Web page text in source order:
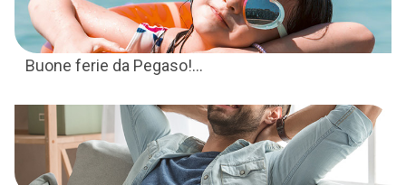
Buone ferie da Pegaso!...